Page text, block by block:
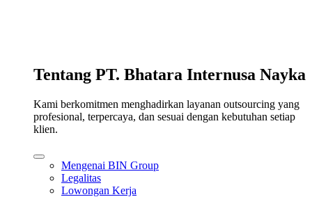
Tentang PT. Bhatara Internusa Nayka
Kami berkomitmen menghadirkan layanan outsourcing yang
profesional, terpercaya, dan sesuai dengan kebutuhan setiap
klien.
Mengenai BIN Group
Legalitas
Lowongan Kerja